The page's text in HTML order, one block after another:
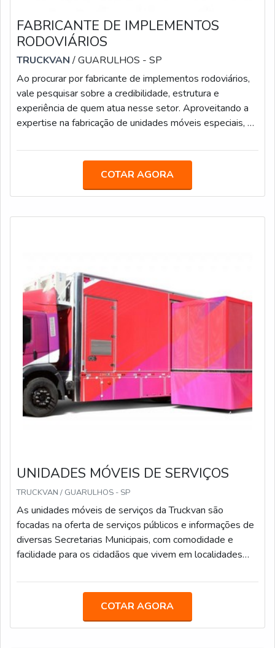
FABRICANTE DE IMPLEMENTOS
RODOVIÁRIOS
TRUCKVAN/ GUARULHOS - SP
Ao procurar por fabricante de implementos rodoviários,
vale pesquisar sobre a credibilidade, estrutura e
experiência de quem atua nesse setor. Aproveitando a
expertise na fabricação de unidades móveis especiais, a
transportes pesados até mesmo pelo fato de o mercado
capacidade para oferecer produtos com mais qualidade,
tecnologia, segurança e acabamentos diferenciados,
COTAR AGORA
UNIDADES MÓVEIS DE SERVIÇOS
TRUCKVAN / GUARULHOS - SP
As unidades móveis de serviços da Truckvan são
focadas na oferta de serviços públicos e informações de
diversas Secretarias Municipais, com comodidade e
facilidade para os cidadãos que vivem em localidades
equipados com salas de reunião, copa para uso dos
com acessibilidade e sala de espera.OS PRINCIPAIS
TRABALHOS REALIZADOS PELA EMPRESAUm
COTAR AGORA